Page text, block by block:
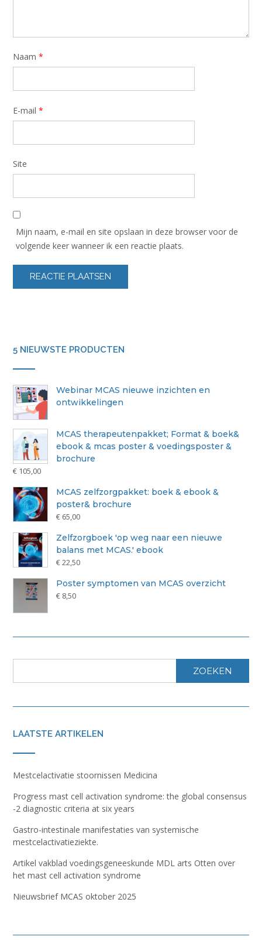
Naam *
E-mail *
Site
Mijn naam, e-mail en site opslaan in deze browser voor de
volgende keer wanneer ik een reactie plaats.
5 NIEUWSTE PRODUCTEN
Webinar MCAS nieuwe inzichten en
ontwikkelingen
MCAS therapeutenpakket; Format & boek&
ebook & mcas poster & voedingsposter &
brochure
€ 105,00
MCAS zelfzorgpakket: boek & ebook &
poster& brochure
€ 65,00
Zelfzorgboek 'op weg naar een nieuwe
balans met MCAS.' ebook
€22,50
Poster symptomen van MCAS overzicht
€ 8,50
ZOEKEN
LAATSTE ARTIKELEN
Mestcelactivatie stoornissen Medicina
Progress mast cell activation syndrome: the global consensus
-2 diagnostic criteria at six years
Gastro-intestinale manifestaties van systemische
mestcelactivatieziekte.
Artikel vakblad voedingsgeneeskunde MDL arts Otten over
het mast cell activation syndrome
Nieuwsbrief MCAS oktober 2025